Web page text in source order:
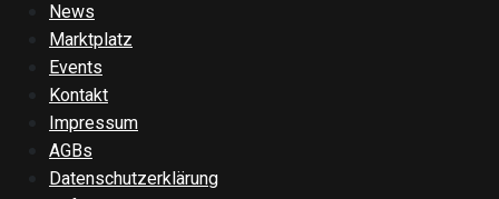
News
Marktplatz
Events
Kontakt
Impressum
AGBs
Datenschutzerklärung